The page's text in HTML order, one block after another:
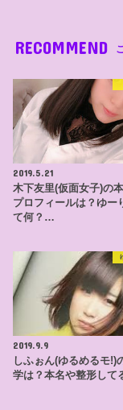
RECOMMEND
2019.5.21
木下友里(仮面女子)の
プロフィールは？ゆー
て何？…
2019.9.9
しふぉん(ゆるめるモ!)
学は？本名や整形して